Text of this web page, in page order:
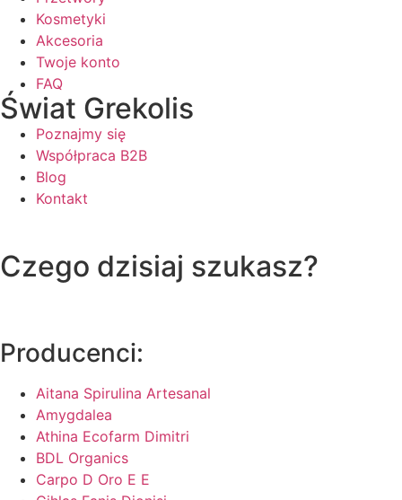
Kosmetyki
Akcesoria
Twoje konto
FAQ
Świat Grekolis
Poznajmy się
Współpraca B2B
Blog
Kontakt
Czego dzisiaj szukasz?
Producenci:
Aitana Spirulina Artesanal
Amygdalea
Athina Ecofarm Dimitri
BDL Organics
Carpo D Oro E E